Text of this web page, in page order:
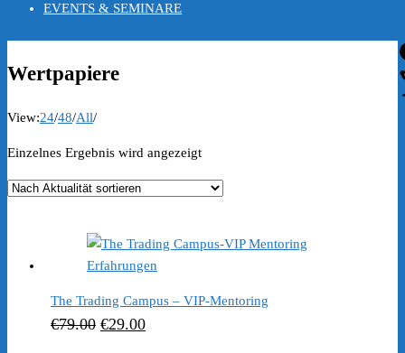
EVENTS & SEMINARE
Wertpapiere
View:24/48/All/
Einzelnes Ergebnis wird angezeigt
The Trading Campus – VIP-Mentoring
€79.00 Ursprünglicher
€29.00Aktueller